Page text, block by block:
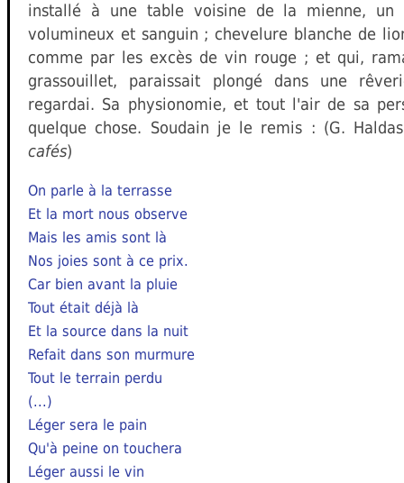
installé à une table voisine de la mienne, un
volumineux et sanguin ; chevelure blanche de
comme par les excès de vin rouge ; et qui,
grassouillet, paraissait plongé dans une
regardai. Sa physionomie, et tout l'air de sa
quelque chose. Soudain je le remis : (G.
cafés)
On parle à la terrasse
Et la mort nous observe
Mais les amis sont là
Nos joies sont à ce prix.
Car bien avant la pluie
Tout était déjà là
Et la source dans la nuit
Refait dans son murmure
Tout le terrain perdu
(...)
Léger sera le pain
Qu'à peine on touchera
Léger aussi le vin